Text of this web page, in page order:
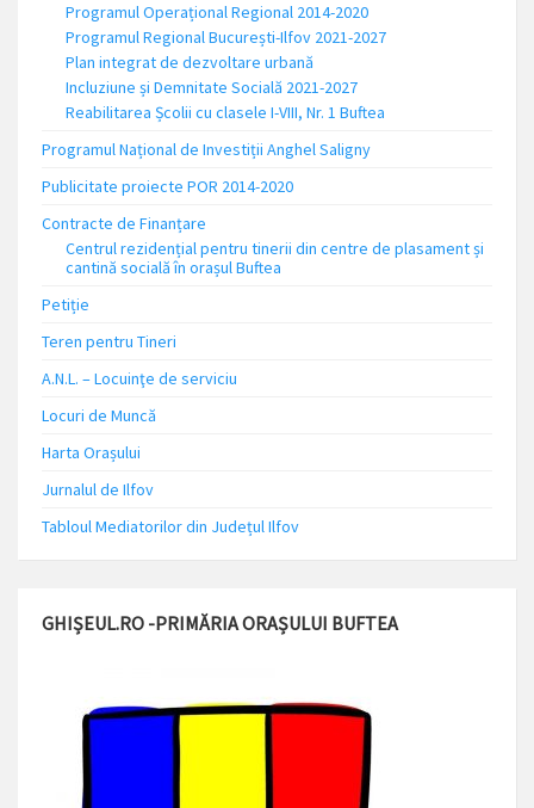
Programul Operațional Regional 2014-2020
Programul Regional București-Ilfov 2021-2027
Plan integrat de dezvoltare urbană
Incluziune și Demnitate Socială 2021-2027
Reabilitarea Școlii cu clasele I-VIII, Nr. 1 Buftea
Programul Național de Investiții Anghel Saligny
Publicitate proiecte POR 2014-2020
Contracte de Finanțare
Centrul rezidențial pentru tinerii din centre de plasament și
cantină socială în orașul Buftea
Petiție
Teren pentru Tineri
A.N.L. – Locuinţe de serviciu
Locuri de Muncă
Harta Orașului
Jurnalul de Ilfov
Tabloul Mediatorilor din Județul Ilfov
GHIȘEUL.RO -PRIMĂRIA ORAȘULUI BUFTEA